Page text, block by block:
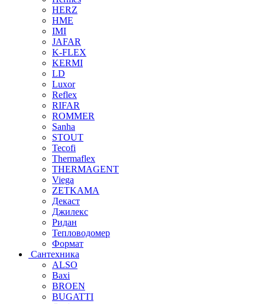
HERZ
HME
IMI
JAFAR
K-FLEX
KERMI
LD
Luxor
Reflex
RIFAR
ROMMER
Sanha
STOUT
Tecofi
Thermaflex
THERMAGENT
Viega
ZETKAMA
Декаст
Джилекс
Ридан
Тепловодомер
Формат
Сантехника
ALSO
Baxi
BROEN
BUGATTI